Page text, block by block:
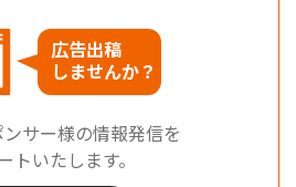
広告出稿
しませんか？
サー様の情報発信を
トいたします。